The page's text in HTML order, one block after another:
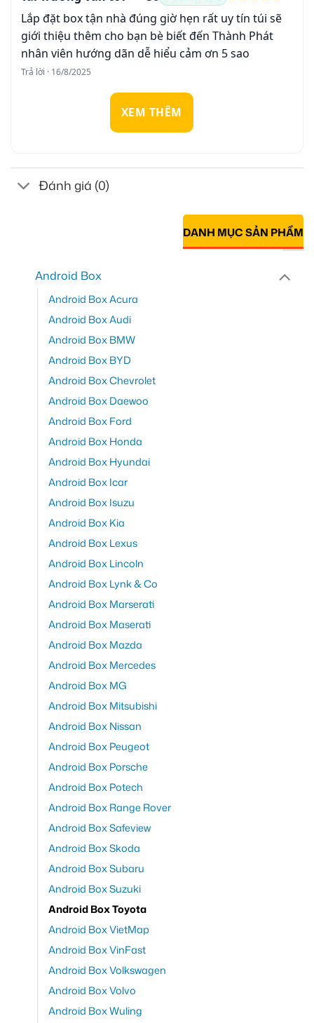
Lắp đặt box tận nhà đúng giờ hẹn rất uy tín túi sẽ
giới thiệu thêm cho bạn bè biết đến Thành Phát
nhân viên hướng dãn dễ hiểu cảm ơn 5 sao
Trả lời · 16/8/2025
XEM THÊM
Đánh giá (0)
DANH MỤC SẢN PHẨM
Android Box
Android Box Acura
Android Box Audi
Android Box BMW
Android Box BYD
Android Box Chevrolet
Android Box Daewoo
Android Box Ford
Android Box Honda
Android Box Hyundai
Android Box Icar
Android Box Isuzu
Android Box Kia
Android Box Lexus
Android Box Lincoln
Android Box Lynk & Co
Android Box Marserati
Android Box Maserati
Android Box Mazda
Android Box Mercedes
Android Box MG
Android Box Mitsubishi
Android Box Nissan
Android Box Peugeot
Android Box Porsche
Android Box Potech
Android Box Range Rover
Android Box Safeview
Android Box Skoda
Android Box Subaru
Android Box Suzuki
Android Box Toyota
Android Box VietMap
Android Box VinFast
Android Box Volkswagen
Android Box Volvo
Android Box Wuling